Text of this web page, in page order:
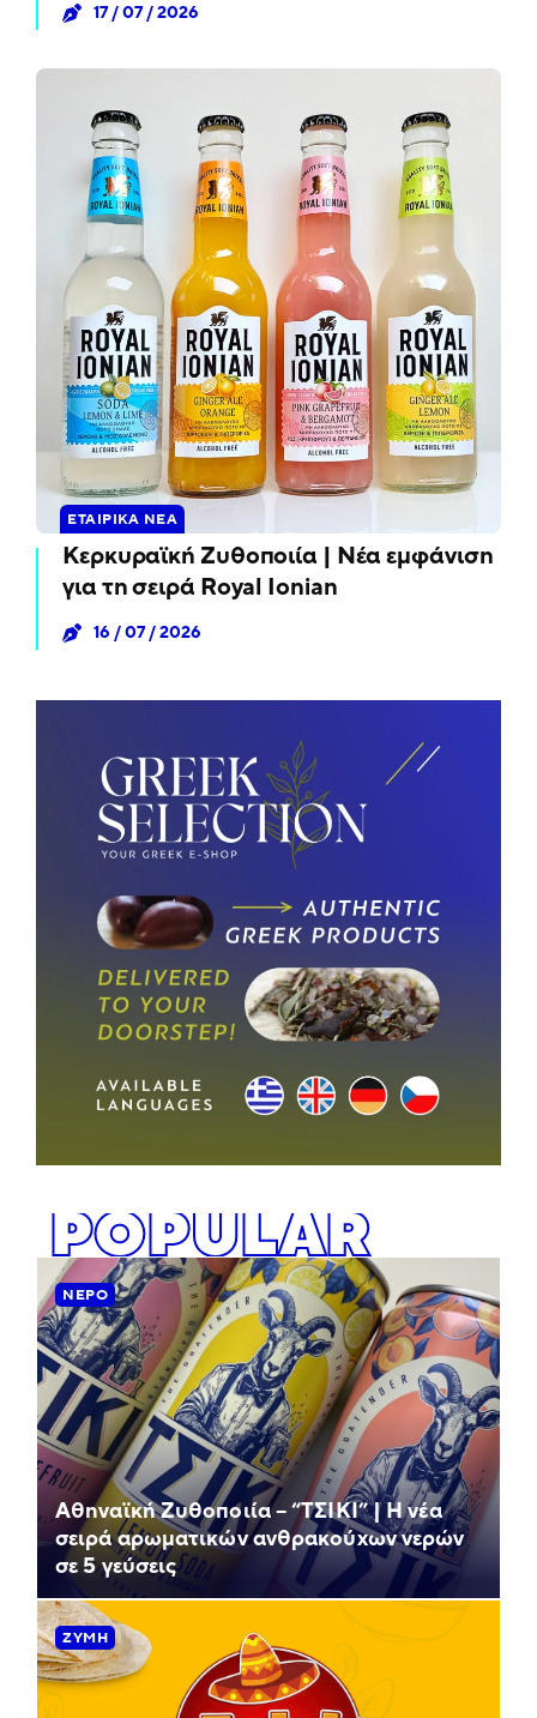
17 / 07 / 2026
ΕΤΑΙΡΙΚΆ ΝΈΑ
Κερκυραϊκή Ζυθοποιία | Νέα εμφάνιση
για τη σειρά Royal Ionian
16 / 07 / 2026
POPULAR
ΝΕΡΌ
Αθηναϊκή Ζυθοποιία – “ΤΣΙΚΙ” | Η νέα
σειρά αρωματικών ανθρακούχων νερών
σε 5 γεύσεις
ΖΎΜΗ